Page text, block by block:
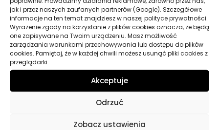
jak i przez naszych zaufanych partnerów (Google). Szczegółowe
informacje na ten temat znajdziesz w naszej polityce prywatności.
Wyrażenie zgody na korzystanie z plików cookies oznacza, że będą
one zapisywane na Twoim urządzeniu. Masz możliwość
zarządzania warunkami przechowywania lub dostępu do plików
cookies. Pamiętaj, że w każdej chwili możesz usunąć pliki cookies z
przeglądarki.
Akceptuje
Odrzuć
Zobacz ustawienia
Kosmetyki
Akcesoria
Żarówki
Zapachy
Poradniki
Dobierz olej
Dobierz filtr